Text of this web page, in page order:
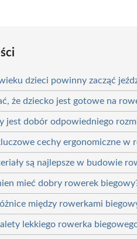
dzieci powinny zacząć
że dziecko jest gotowe na
jest dobór odpowiedniego
cechy ergonomiczne w
są najlepsze w budowie
mieć dobry rowerek
między rowerkami
lekkiego rowerka